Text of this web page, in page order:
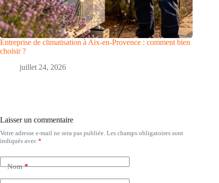
Entreprise de climatisation à Aix-en-Provence : comment bien
choisir ?
juillet 24, 2026
Laisser un commentaire
Votre adresse e-mail ne sera pas publiée. Les champs obligatoires sont
indiqués avec *
Nom*